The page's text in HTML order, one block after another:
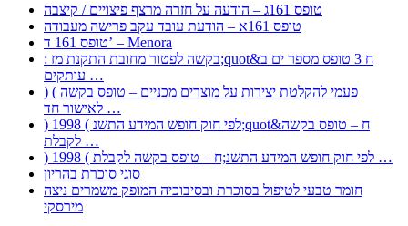
טופס 161ג – הודעה על חזרה מרצף פיצויים / קיצבה
טופס 161א – הודעת עובד עקב פרישה מעבודה
טופס 161 ד’ – Menora
: בקשה לפטור מחובת התקנת מז;quot&ח 3 טופס מספר ים ב
עותקים …
) ( פעמי להקלטת יצירות על מוצרים מכניים – טופס בקשה
לאישור חד …
) 1998 ( לפי חוק חופש המידע התשנ;quot&ח – טופס בקשה
לקבלת …
) 1998 ( לפי חוק חופש המידע התשנ;ח – טופס בקשה לקבלת …
סוגי סוכרת בהריון
חומר טבעי לטיפול בסוכרת ובסיבוכיה המופק משמרים ניצה
מירסקי